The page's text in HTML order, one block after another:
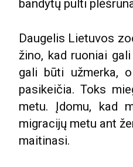
bandytų pulti
Daugelis Lietuvos
žino, kad ruoniai
gali būti užmerka,
pasikeičia. Toks
metu. Įdomu, kad
migracijų metu ant
maitinasi.